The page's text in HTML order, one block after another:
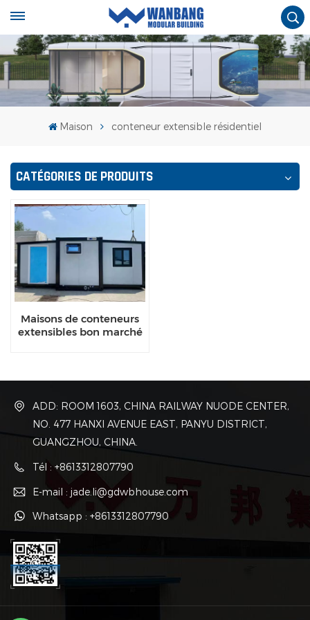
Maison conteneur extensible résidentiel
CATÉGORIES DE PRODUITS
Maisons de conteneurs
extensibles bon marché
ADD: ROOM 1603, CHINA RAILWAY NUODE CENTER,
NO. 477 HANXI AVENUE EAST, PANYU DISTRICT,
GUANGZHOU, CHINA.
Tél : +8613312807790
E-mail : jade.li@gdwbhouse.com
Whatsapp : +8613312807790